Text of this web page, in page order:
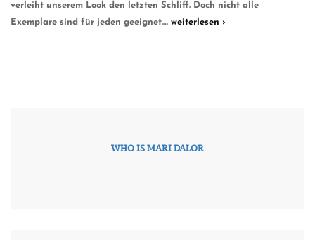
verleiht unserem Look den letzten Schliff. Doch nicht alle
Exemplare sind für jeden geeignet.… weiterlesen ›
WHO IS MARI DALOR